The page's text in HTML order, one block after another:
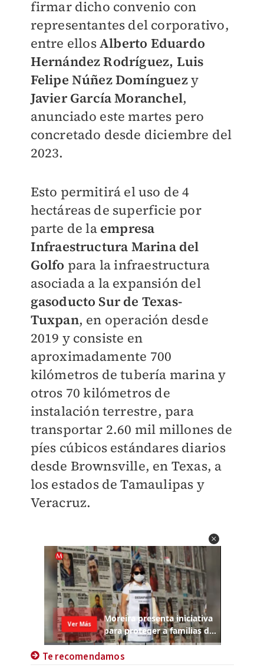
firmar dicho convenio con
representantes del corporativo,
entre ellosAlberto Eduardo
Hernández Rodríguez, Luis
Felipe Núñez Domínguezy
Javier García Moranchel,
anunciado este martes pero
concretado desde diciembre del
2023.
Esto permitirá el uso de 4
hectáreas de superficie por
parte de la empresa
Infraestructura Marina del
Golfo para la infraestructura
asociada a la expansión del
gasoducto Sur de Texas-
Tuxpan, en operación desde
2019 y consiste en
aproximadamente 700
kilómetros de tubería marina y
otros 70 kilómetros de
instalación terrestre, para
transportar 2.60 mil millones de
píes cúbicos estándares diarios
desde Brownsville, en Texas, a
los estados de Tamaulipas y
Veracruz.
Te recomendamos